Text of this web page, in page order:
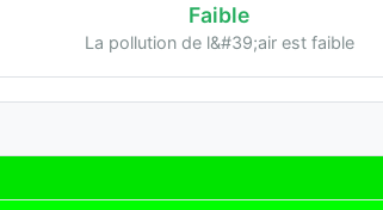
Faible
La pollution de l&#39;air est faible